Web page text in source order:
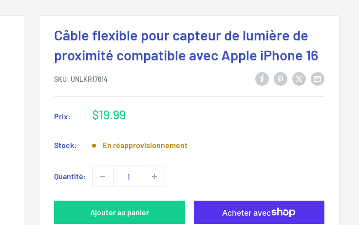
Câble flexible pour capteur de lumière de
proximité compatible avec Apple iPhone 16
SKU: UNLKR17614
Prix:
Prix
$19.99
Stock: En réapprovisionnement
Quantité:
Ajouter au panier